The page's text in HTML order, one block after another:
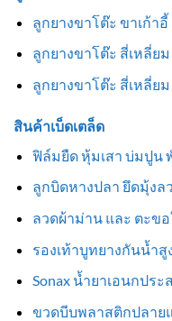
ลูกยางขาโต๊ะ ขาเก้า
ลูกยางขาโต๊ะ สี่เหลี่ย
ลูกยางขาโต๊ะ สี่เหลี่ย
สินค้าเบ็ดเตล็ด
ฟิล์มยืด หุ้มเสา บ่มปูน
ลูกบิดหางปลา ยึดมุ้งล
ลวดผ้าม่าน และ ตะข
รองเท้าบูทยางกันน้ำสู
Sonax น้ำยาเอนกประ
ขวดบีบพลาสติกปลาย